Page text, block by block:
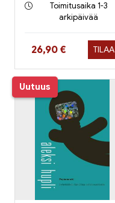
Toimitusaika 1-3
arkipäivää
Hinta nyt
26,90 € TILAA
Uutuus